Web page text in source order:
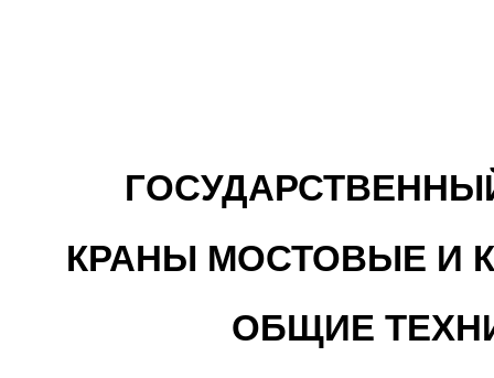
КРАНЫ МОСТОВЫЕ И
ОБЩИЕ